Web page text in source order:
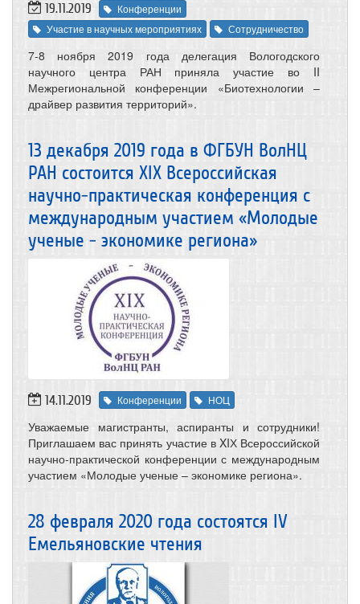
19.11.2019
Конференции
Участие в научных мероприятиях
Сотрудничество
7-8 ноября 2019 года делегация Вологодского
научного центра РАН приняла участие во II
Межрегиональной конференции «Биотехнологии –
драйвер развития территорий».
13 декабря 2019 года в ФГБУН ВолНЦ
РАН состоится XIХ Всероссийская
научно-практическая конференция с
международным участием «Молодые
ученые - экономике региона»
14.11.2019 Конференции НОЦ
Уважаемые магистранты, аспиранты и сотрудники!
Приглашаем вас принять участие в XIХ Всероссийской
научно-практической конференции с международным
участием «Молодые ученые – экономике региона».
28 февраля 2020 года состоятся IV
Емельяновские чтения